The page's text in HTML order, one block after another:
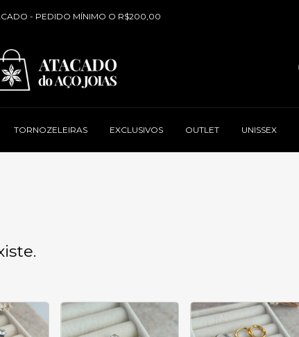
- PEDIDO MÍNIMO O R$200,00
TORNOZELEIRAS EXCLUSIVOS OUTLET UNISSEX